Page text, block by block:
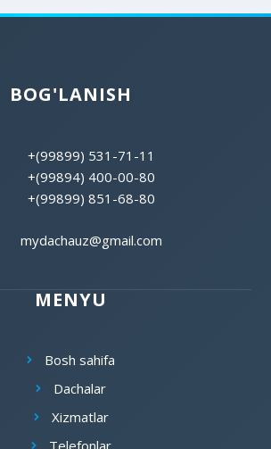
BOG'LANISH
+(99899) 531-71-11
+(99894) 400-00-80
+(99899) 851-68-80
mydachauz@gmail.com
MENYU
Bosh sahifa
Dachalar
Xizmatlar
Telefonlar